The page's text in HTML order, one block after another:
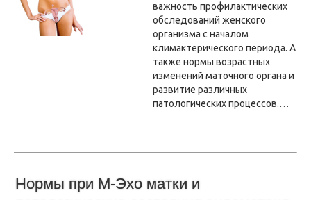
важность профилактических
обследований женского
организма с началом
климактерического периода. А
также нормы возрастных
изменений маточного органа и
развитие различных
патологических процессов.…
Нормы при М-Эхо матки и